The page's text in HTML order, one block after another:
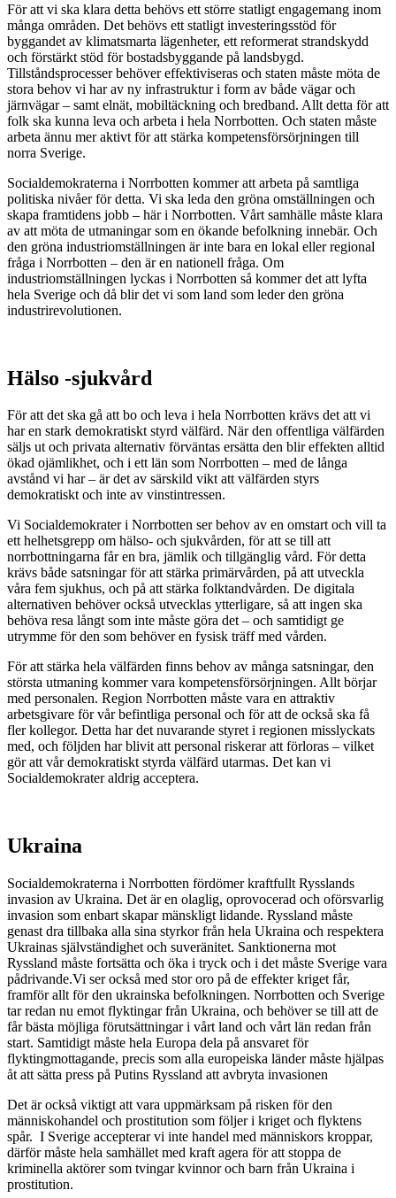
För att vi ska klara detta behövs ett större statligt engagemang inom
många områden. Det behövs ett statligt investeringsstöd för
byggandet av klimatsmarta lägenheter, ett reformerat strandskydd
och förstärkt stöd för bostadsbyggande på landsbygd.
Tillståndsprocesser behöver effektiviseras och staten måste möta de
stora behov vi har av ny infrastruktur i form av både vägar och
järnvägar – samt elnät, mobiltäckning och bredband. Allt detta för att
folk ska kunna leva och arbeta i hela Norrbotten. Och staten måste
arbeta ännu mer aktivt för att stärka kompetensförsörjningen till
norra Sverige.
Socialdemokraterna i Norrbotten kommer att arbeta på samtliga
politiska nivåer för detta. Vi ska leda den gröna omställningen och
skapa framtidens jobb – här i Norrbotten. Vårt samhälle måste klara
av att möta de utmaningar som en ökande befolkning innebär. Och
den gröna industriomställningen är inte bara en lokal eller regional
fråga i Norrbotten – den är en nationell fråga. Om
industriomställningen lyckas i Norrbotten så kommer det att lyfta
hela Sverige och då blir det vi som land som leder den gröna
industrirevolutionen.
Hälso -sjukvård
För att det ska gå att bo och leva i hela Norrbotten krävs det att vi
har en stark demokratiskt styrd välfärd. När den offentliga välfärden
säljs ut och privata alternativ förväntas ersätta den blir effekten alltid
ökad ojämlikhet, och i ett län som Norrbotten – med de långa
avstånd vi har – är det av särskild vikt att välfärden styrs
demokratiskt och inte av vinstintressen.
Vi Socialdemokrater i Norrbotten ser behov av en omstart och vill ta
ett helhetsgrepp om hälso- och sjukvården, för att se till att
norrbottningarna får en bra, jämlik och tillgänglig vård. För detta
krävs både satsningar för att stärka primärvården, på att utveckla
våra fem sjukhus, och på att stärka folktandvården. De digitala
alternativen behöver också utvecklas ytterligare, så att ingen ska
behöva resa långt som inte måste göra det – och samtidigt ge
utrymme för den som behöver en fysisk träff med vården.
För att stärka hela välfärden finns behov av många satsningar, den
största utmaning kommer vara kompetensförsörjningen. Allt börjar
med personalen. Region Norrbotten måste vara en attraktiv
arbetsgivare för vår befintliga personal och för att de också ska få
fler kollegor. Detta har det nuvarande styret i regionen misslyckats
med, och följden har blivit att personal riskerar att förloras – vilket
gör att vår demokratiskt styrda välfärd utarmas. Det kan vi
Socialdemokrater aldrig acceptera.
Ukraina
Socialdemokraterna i Norrbotten fördömer kraftfullt Rysslands
invasion av Ukraina. Det är en olaglig, oprovocerad och oförsvarlig
invasion som enbart skapar mänskligt lidande. Ryssland måste
genast dra tillbaka alla sina styrkor från hela Ukraina och respektera
Ukrainas självständighet och suveränitet. Sanktionerna mot
Ryssland måste fortsätta och öka i tryck och i det måste Sverige vara
pådrivande.Vi ser också med stor oro på de effekter kriget får,
framför allt för den ukrainska befolkningen. Norrbotten och Sverige
tar redan nu emot flyktingar från Ukraina, och behöver se till att de
får bästa möjliga förutsättningar i vårt land och vårt län redan från
start. Samtidigt måste hela Europa dela på ansvaret för
flyktingmottagande, precis som alla europeiska länder måste hjälpas
åt att sätta press på Putins Ryssland att avbryta invasionen
Det är också viktigt att vara uppmärksam på risken för den
människohandel och prostitution som följer i kriget och flyktens
spår. I Sverige accepterar vi inte handel med människors kroppar,
därför måste hela samhället med kraft agera för att stoppa de
kriminella aktörer som tvingar kvinnor och barn från Ukraina i
prostitution.